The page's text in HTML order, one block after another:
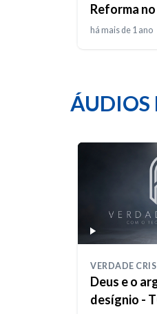
Reforma
há mais de 1 ano
ÁUDIOS
VERDADE
Deus e o
desígnio -